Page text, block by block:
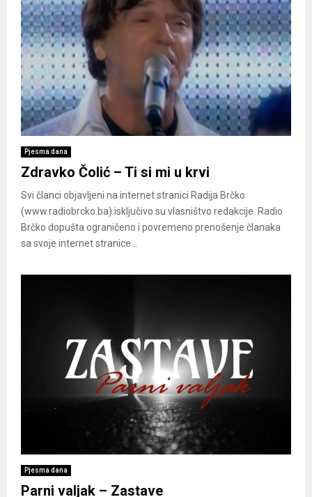
Pjesma dana
Zdravko Čolić – Ti si mi u krvi
Svi članci objavljeni na internet stranici Radija Brčko
(www.radiobrcko.ba) isključivo su vlasništvo redakcije. Radio
Brčko dopušta ograničeno i povremeno prenošenje članaka
sa svoje internet stranice...
Pjesma dana
Parni valjak – Zastave